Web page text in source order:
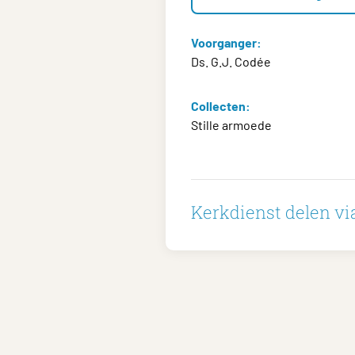
Voorganger:
Ds. G.J. Codée
Collecten:
Stille armoede
Kerkdienst delen